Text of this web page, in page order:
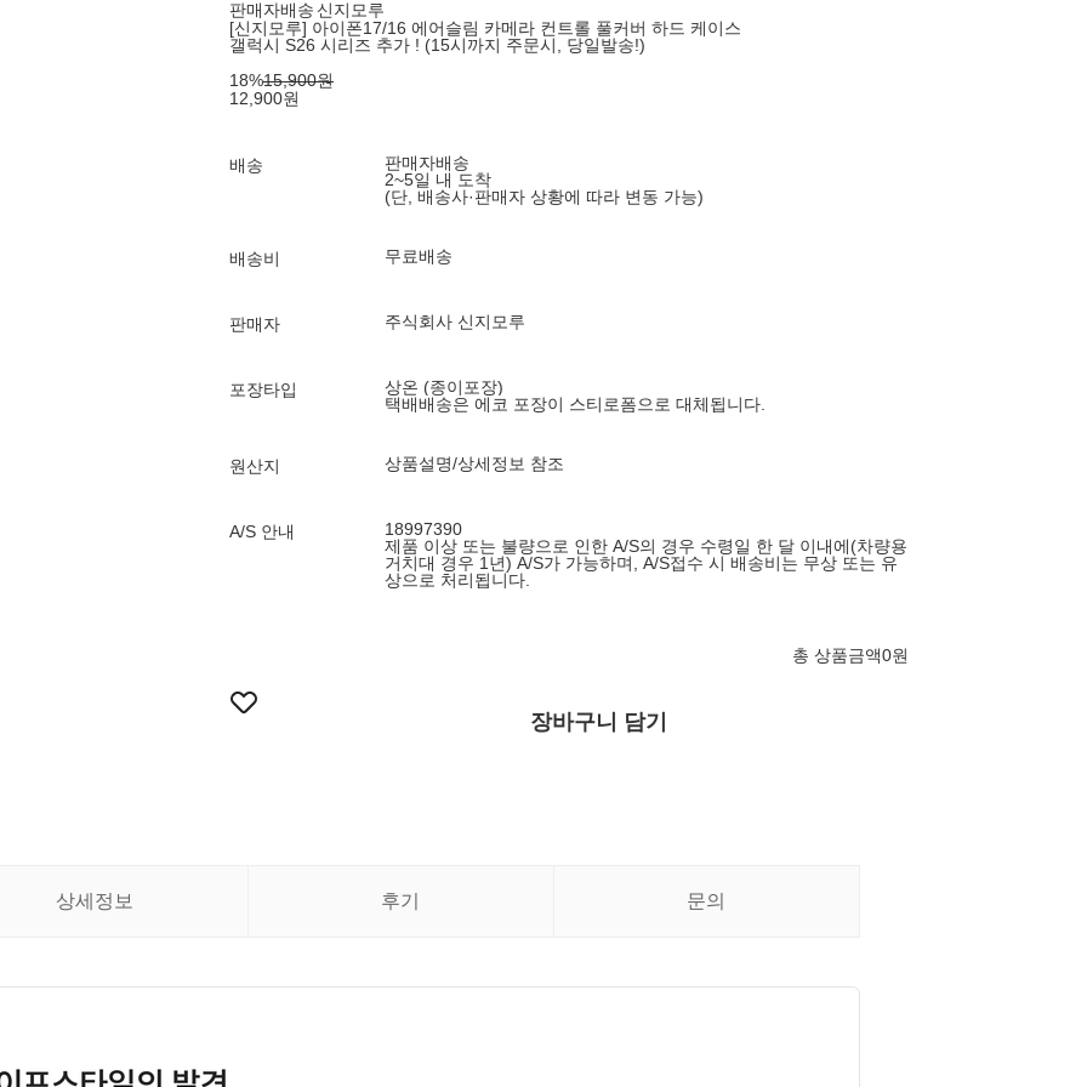
판매자배송 신지모루
[신지모루] 아이폰17/16 에어슬림 카메라 컨트롤 풀커버 하드 케이스
갤럭시 S26 시리즈 추가 ! (15시까지 주문시, 당일발송!)
18%15,900원
12,900원
배송
판매자배송
2~5일 내 도착
(단, 배송사·판매자 상황에 따라 변동 가능)
배송비 무료배송
판매자 주식회사 신지모루
포장타입
상온 (종이포장)
택배배송은 에코 포장이 스티로폼으로 대체됩니다.
원산지 상품설명/상세정보 참조
A/S 안내
18997390
제품 이상 또는 불량으로 인한 A/S의 경우 수령일 한 달 이내에(차량용
거치대 경우 1년) A/S가 가능하며, A/S접수 시 배송비는 무상 또는 유
상으로 처리됩니다.
총 상품금액0원
장바구니 담기
상세정보 후기 문의